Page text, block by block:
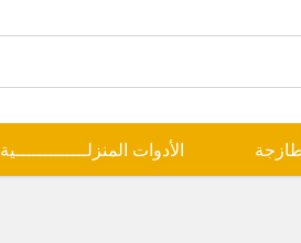
الأدوات المنزلـــــــــــــية